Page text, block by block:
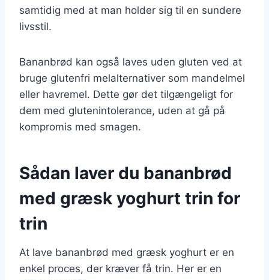
samtidig med at man holder sig til en sundere
livsstil.
Bananbrød kan også laves uden gluten ved at
bruge glutenfri melalternativer som mandelmel
eller havremel. Dette gør det tilgængeligt for
dem med glutenintolerance, uden at gå på
kompromis med smagen.
Sådan laver du bananbrød
med græsk yoghurt trin for
trin
At lave bananbrød med græsk yoghurt er en
enkel proces, der kræver få trin. Her er en